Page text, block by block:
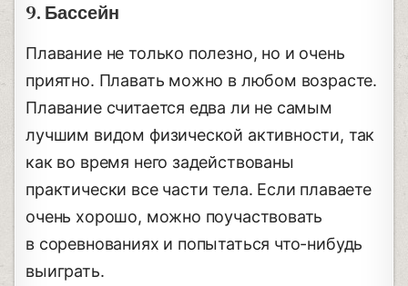
9. Бассейн
Плавание не только полезно, но и очень
приятно. Плавать можно в любом возрасте.
Плавание считается едва ли не самым
лучшим видом физической активности, так
как во время него задействованы
практически все части тела. Если плаваете
очень хорошо, можно поучаствовать
в соревнованиях и попытаться что-нибудь
выиграть.